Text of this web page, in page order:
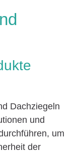
Dachziegeln
und
um
der